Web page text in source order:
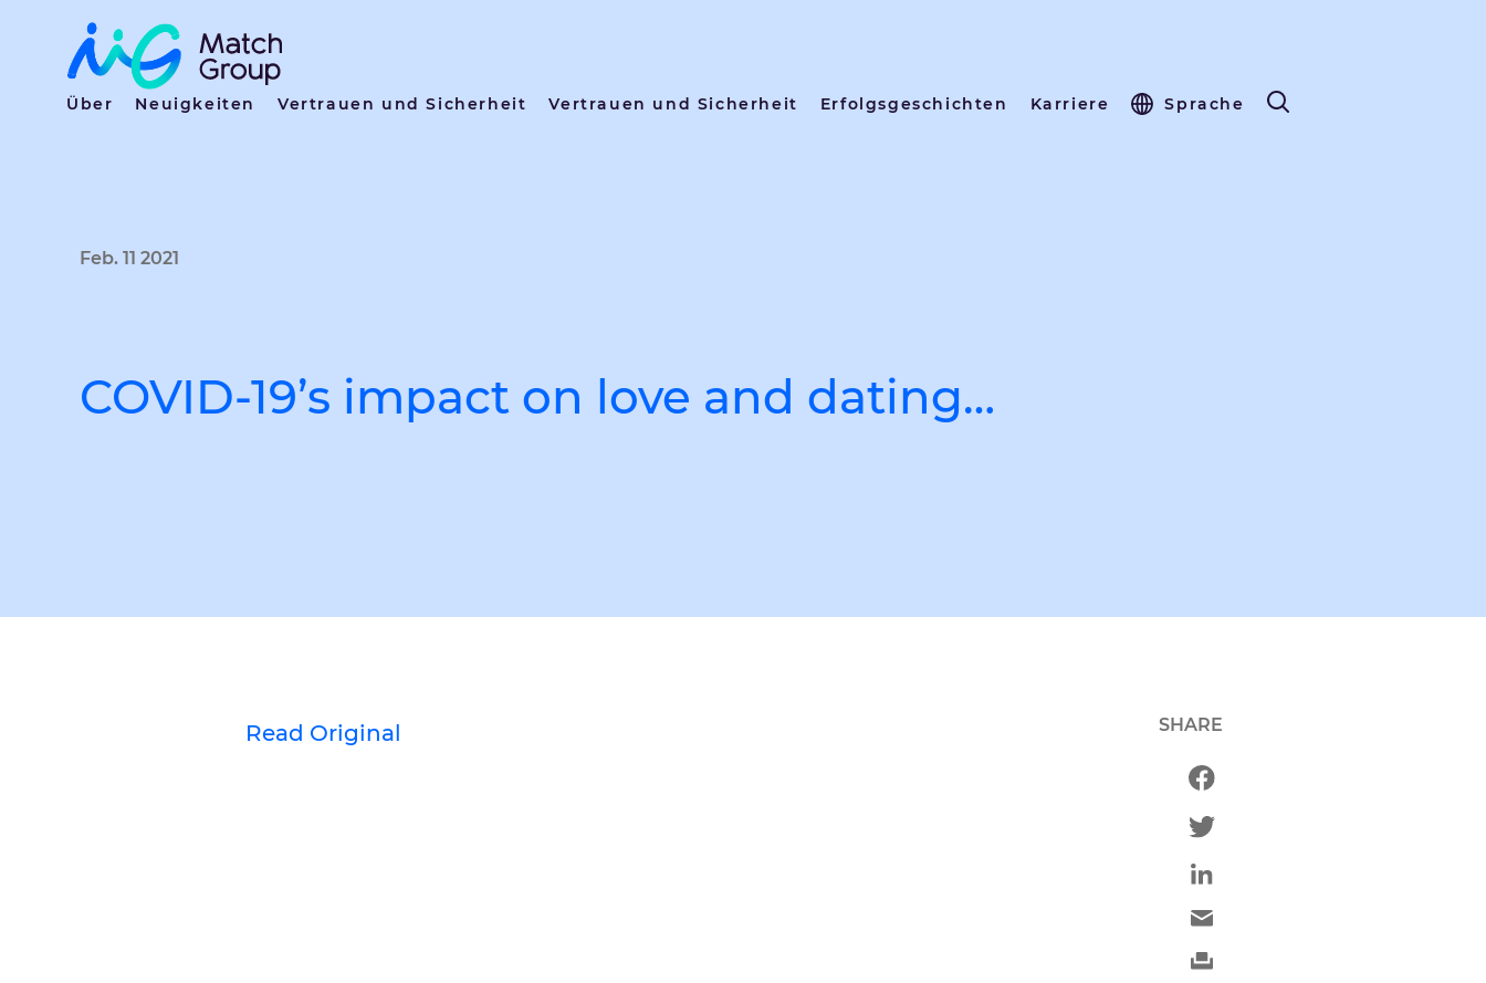
Über Neuigkeiten Vertrauen und Sicherheit Vertrauen und Sicherheit Erfolgsgeschichten Karriere Sprache
Feb. 11 2021
COVID-19’s impact on love and dating…
Read Original SHARE